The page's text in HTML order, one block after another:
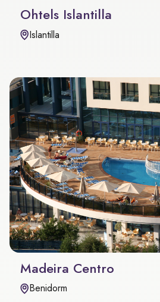
Ohtels Islantilla
Islantilla
Madeira Centro
Benidorm